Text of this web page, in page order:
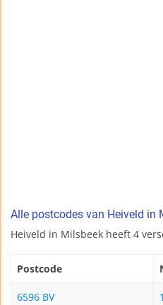
Alle postcodes van Heiveld in
Heiveld in Milsbeek heeft 4
Postcode
6596 BV